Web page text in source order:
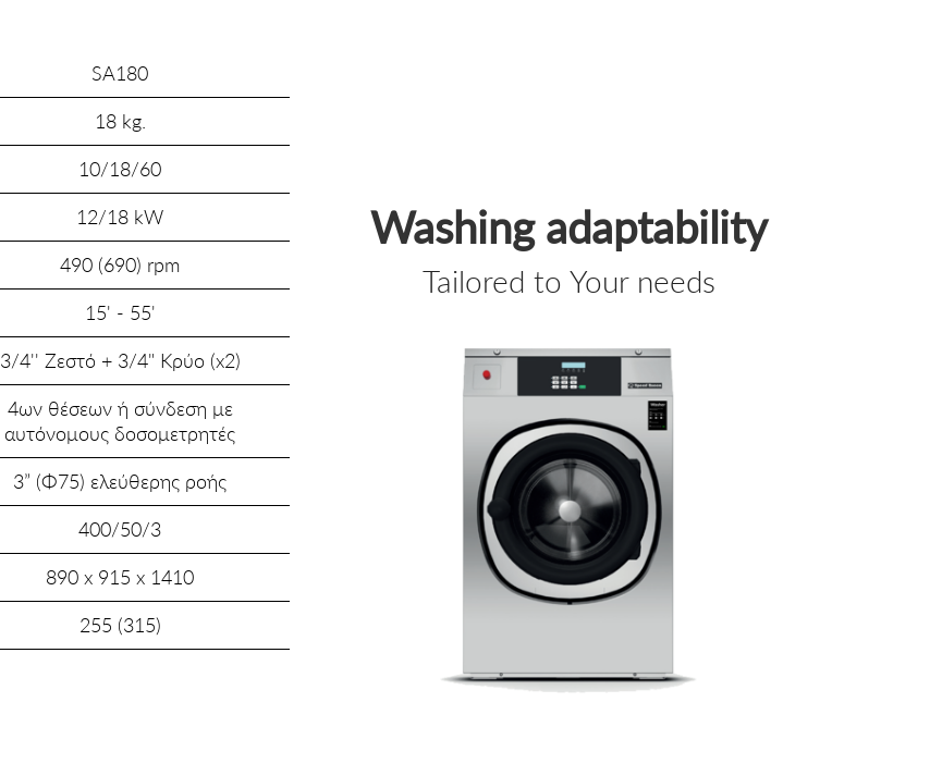
SΑ180
18 kg.
10/18/60
12/18 kW
490 (690) rpm
15' - 55'
3/4'' Ζεστό + 3/4" Κρύο (x2)
4ων θέσεων ή σύνδεση με
αυτόνομους δοσομετρητές
3” (Φ75) ελεύθερης ροής
400/50/3
890 x 915 x 1410
255 (315)
Washing adaptability
Tailored to Your needs